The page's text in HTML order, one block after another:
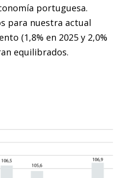
portuguesa.
para nuestra actual
(1,8% en 2025 y 2,0%
equilibrados.